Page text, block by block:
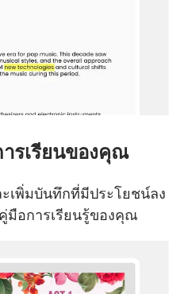
รเรียนของคุณ
เพิ่มบันทึกที่มีประโยชน์ลง
มือการเรียนรู้ของคุณ